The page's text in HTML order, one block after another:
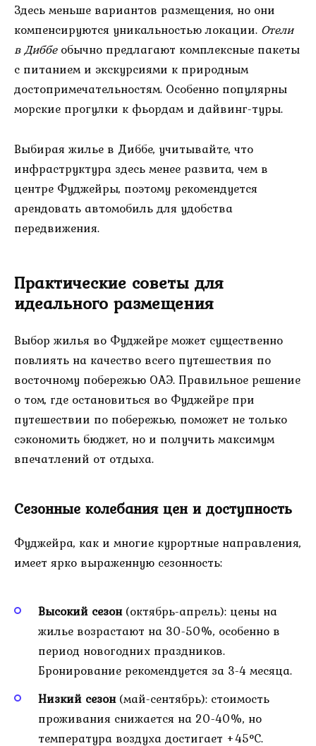
Здесь меньше вариантов размещения, но они
компенсируются уникальностью локации. Отели
в Диббеобычно предлагают комплексные пакеты
с питанием и экскурсиями к природным
достопримечательностям. Особенно популярны
морские прогулки к фьордам и дайвинг-туры.
Выбирая жилье в Диббе, учитывайте, что
инфраструктура здесь менее развита, чем в
центре Фуджейры, поэтому рекомендуется
арендовать автомобиль для удобства
передвижения.
Практические советы для
идеального размещения
Выбор жилья во Фуджейре может существенно
повлиять на качество всего путешествия по
восточному побережью ОАЭ. Правильное решение
о том, где остановиться во Фуджейре при
путешествии по побережью, поможет не только
сэкономить бюджет, но и получить максимум
впечатлений от отдыха.
Сезонные колебания цен и доступность
Фуджейра, как и многие курортные направления,
имеет ярко выраженную сезонность:
Высокий сезон(октябрь-апрель): цены на
жилье возрастают на 30-50%, особенно в
период новогодних праздников.
Бронирование рекомендуется за 3-4 месяца.
Низкий сезон(май-сентябрь): стоимость
проживания снижается на 20-40%, но
температура воздуха достигает +45°C.